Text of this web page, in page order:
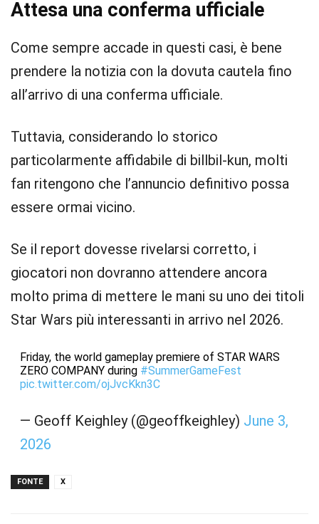
Attesa una conferma ufficiale
Come sempre accade in questi casi, è bene
prendere la notizia con la dovuta cautela fino
all’arrivo di una conferma ufficiale.
Tuttavia, considerando lo storico
particolarmente affidabile di billbil-kun, molti
fan ritengono che l’annuncio definitivo possa
essere ormai vicino.
Se il report dovesse rivelarsi corretto, i
giocatori non dovranno attendere ancora
molto prima di mettere le mani su uno dei titoli
Star Wars più interessanti in arrivo nel 2026.
Friday, the world gameplay premiere of STAR WARS
ZERO COMPANY during #SummerGameFest
pic.twitter.com/ojJvcKkn3C
— Geoff Keighley (@geoffkeighley) June 3,
2026
FONTE X